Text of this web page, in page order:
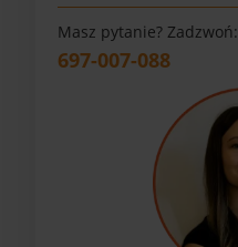
Masz pytanie? Zadzwoń:
697-007-088